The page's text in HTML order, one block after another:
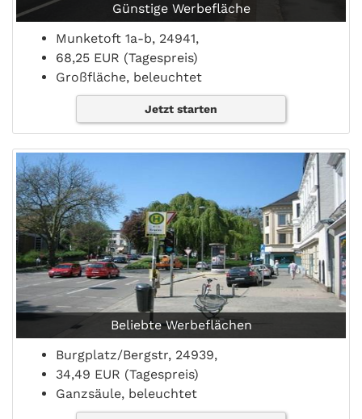
Günstige Werbefläche
Munketoft 1a-b, 24941,
68,25 EUR (Tagespreis)
Großfläche, beleuchtet
Jetzt starten
Beliebte Werbeflächen
Burgplatz/Bergstr, 24939,
34,49 EUR (Tagespreis)
Ganzsäule, beleuchtet